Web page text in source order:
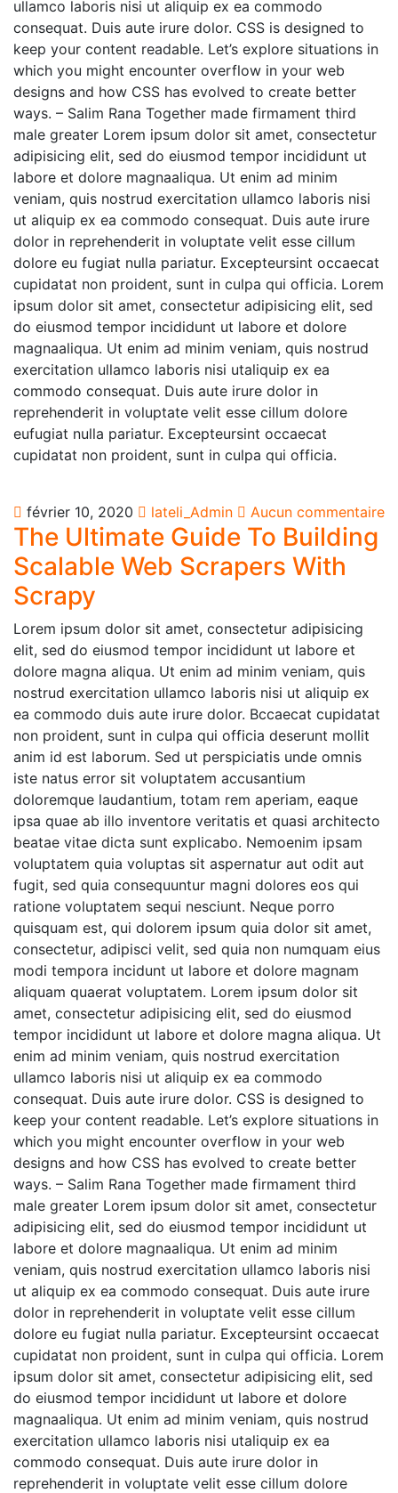
ullamco laboris nisi ut aliquip ex ea commodo
consequat. Duis aute irure dolor. CSS is designed to
keep your content readable. Let’s explore situations in
which you might encounter overflow in your web
designs and how CSS has evolved to create better
ways. – Salim Rana Together made firmament third
male greater Lorem ipsum dolor sit amet, consectetur
adipisicing elit, sed do eiusmod tempor incididunt ut
labore et dolore magnaaliqua. Ut enim ad minim
veniam, quis nostrud exercitation ullamco laboris nisi
ut aliquip ex ea commodo consequat. Duis aute irure
dolor in reprehenderit in voluptate velit esse cillum
dolore eu fugiat nulla pariatur. Excepteursint occaecat
cupidatat non proident, sunt in culpa qui officia. Lorem
ipsum dolor sit amet, consectetur adipisicing elit, sed
do eiusmod tempor incididunt ut labore et dolore
magnaaliqua. Ut enim ad minim veniam, quis nostrud
exercitation ullamco laboris nisi utaliquip ex ea
commodo consequat. Duis aute irure dolor in
reprehenderit in voluptate velit esse cillum dolore
eufugiat nulla pariatur. Excepteursint occaecat
cupidatat non proident, sunt in culpa qui officia.
février 10, 2020 lateli_Admin Aucun commentaire
The Ultimate Guide To Building
Scalable Web Scrapers With
Scrapy
Lorem ipsum dolor sit amet, consectetur adipisicing
elit, sed do eiusmod tempor incididunt ut labore et
dolore magna aliqua. Ut enim ad minim veniam, quis
nostrud exercitation ullamco laboris nisi ut aliquip ex
ea commodo duis aute irure dolor. Bccaecat cupidatat
non proident, sunt in culpa qui officia deserunt mollit
anim id est laborum. Sed ut perspiciatis unde omnis
iste natus error sit voluptatem accusantium
doloremque laudantium, totam rem aperiam, eaque
ipsa quae ab illo inventore veritatis et quasi architecto
beatae vitae dicta sunt explicabo. Nemoenim ipsam
voluptatem quia voluptas sit aspernatur aut odit aut
fugit, sed quia consequuntur magni dolores eos qui
ratione voluptatem sequi nesciunt. Neque porro
quisquam est, qui dolorem ipsum quia dolor sit amet,
consectetur, adipisci velit, sed quia non numquam eius
modi tempora incidunt ut labore et dolore magnam
aliquam quaerat voluptatem. Lorem ipsum dolor sit
amet, consectetur adipisicing elit, sed do eiusmod
tempor incididunt ut labore et dolore magna aliqua. Ut
enim ad minim veniam, quis nostrud exercitation
ullamco laboris nisi ut aliquip ex ea commodo
consequat. Duis aute irure dolor. CSS is designed to
keep your content readable. Let’s explore situations in
which you might encounter overflow in your web
designs and how CSS has evolved to create better
ways. – Salim Rana Together made firmament third
male greater Lorem ipsum dolor sit amet, consectetur
adipisicing elit, sed do eiusmod tempor incididunt ut
labore et dolore magnaaliqua. Ut enim ad minim
veniam, quis nostrud exercitation ullamco laboris nisi
ut aliquip ex ea commodo consequat. Duis aute irure
dolor in reprehenderit in voluptate velit esse cillum
dolore eu fugiat nulla pariatur. Excepteursint occaecat
cupidatat non proident, sunt in culpa qui officia. Lorem
ipsum dolor sit amet, consectetur adipisicing elit, sed
do eiusmod tempor incididunt ut labore et dolore
magnaaliqua. Ut enim ad minim veniam, quis nostrud
exercitation ullamco laboris nisi utaliquip ex ea
commodo consequat. Duis aute irure dolor in
reprehenderit in voluptate velit esse cillum dolore